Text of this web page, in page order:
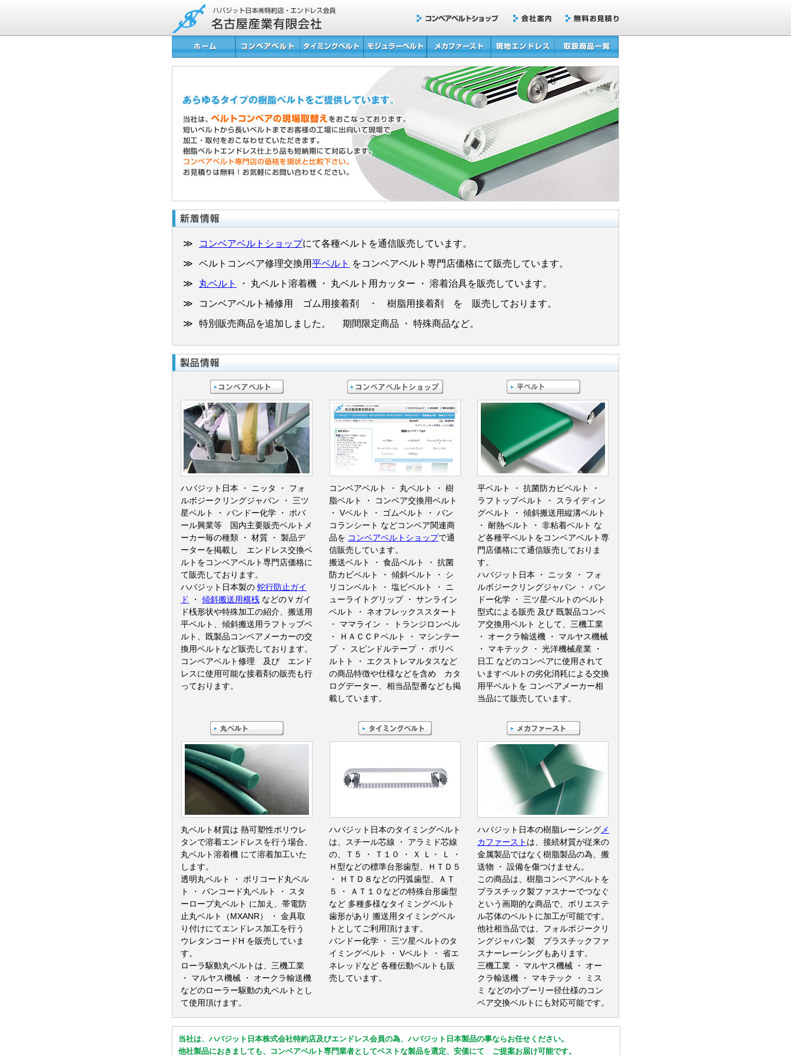
ハバジット日本 ・ ニッタ ・ フォ
ルボジークリングジャパン ・ 三ツ
星ベルト ・ バンドー化学 ・ ポバ
ール興業等 国内主要販売ベルトメ
ーカー毎の種類 ・ 材質 ・ 製品デ
ーターを掲載し エンドレス交換ベ
ルトをコンベアベルト専門店価格に
て販売しております。
ハバジット日本製の 蛇行防止ガイ
ド
・ 傾斜搬送用横桟 などのＶガイ
ド桟形状や特殊加工の紹介、搬送用
平ベルト、傾斜搬送用ラフトップベ
ルト、既製品コンベアメーカーの交
換用ベルトなど販売しております。
コンベアベルト修理 及び エンド
レスに使用可能な接着剤の販売も行
っております。
コンベアベルト ・ 丸ベルト ・ 樹
脂ベルト
・ コンベア交換用ベルト
・ Vベルト
・ ゴムベルト ・ バン
コランシート などコンベア関連商
品を コンベアベルトショップで通
信販売しています。
搬送ベルト ・ 食品ベルト ・ 抗菌
防カビベルト ・ 傾斜ベルト ・ シ
リコンベルト ・ 塩ビベルト ・ ニ
ューライトグリップ ・ サンライン
ベルト ・ ネオフレックススタート
・ ママライン ・ トランジロンベル
・ ＨＡＣＣＰベルト ・ マシンテー
プ ・ スピンドルテープ ・ ポリベ
ルトト ・ エクストレマルタスなど
の商品特徴や仕様などを含め カタ
ログデーター、相当品型番なども掲
載しています。
平ベルト ・ 抗菌防カビベルト ・
ラフトップベルト ・ スライディン
グベルト ・ 傾斜搬送用縦溝ベルト
・ 耐熱ベルト ・ 非粘着ベルト な
ど各種平ベルトをコンベアベルト専
門店価格にて通信販売しておりま
す。
ハバジット日本 ・ ニッタ ・ フォ
ルボジークリングジャパン ・ バン
ドー化学 ・ 三ツ星ベルトのベルト
型式による販売 及び 既製品コンベ
ア交換用ベルト として、三機工業
・ オークラ輸送機 ・ マルヤス機械
・ マキテック ・ 光洋機械産業 ・
日工 などのコンベアに使用されて
いますベルトの劣化消耗による交換
用平ベルトを コンベアメーカー相
当品にて販売しています。
丸ベルト材質は 熱可塑性ポリウレ
タンで溶着エンドレスを行う場合、
丸ベルト溶着機 にて溶着加工いた
します。
透明丸ベルト ・ ポリコード丸ベル
ト ・ バンコード丸ベルト ・ スタ
ーロープ丸ベルト に加え、帯電防
止丸ベルト（MXANR） ・ 金具取
り付けにてエンドレス加工を行う
ウレタンコードH を販売していま
す。
ローラ駆動丸ベルトは、三機工業
・ マルヤス機械 ・ オークラ輸送機
などのローラー駆動の丸ベルトとし
て使用頂けます。
ハバジット日本のタイミングベルト
は、スチール芯線 ・ アラミド芯線
の、Ｔ５ ・ Ｔ１０ ・ Ｘ Ｌ・ Ｌ ・
Ｈ型などの標準台形歯型、ＨＴＤ５
・ ＨＴＤ８などの円弧歯型、ＡＴ
５ ・ ＡＴ１０などの特殊台形歯型
など 多種多様なタイミングベルト
歯形があり 搬送用タイミングベル
トとしてご利用頂けます。
バンドー化学 ・ 三ツ星ベルトのタ
イミングベルト ・ Vベルト ・ 省エ
ネレッドなど 各種伝動ベルトも販
売しています。
ハバジット日本の樹脂レーシング メ
カファースト は、接続材質が従来の
金属製品ではなく樹脂製品の為、搬
送物 ・ 設備を傷つけません。
この商品は、樹脂コンベアベルトを
プラスチック製ファスナーでつなぐ
という画期的な商品で、ポリエステ
ル芯体のベルトに加工が可能です。
他社相当品では、フォルボジークリ
ングジャパン製 プラスチックファ
スナーレーシングもあります。
三機工業 ・ マルヤス機械 ・ オー
クラ輸送機 ・ マキテック ・ ミス
ミ などの小プーリー径仕様のコン
ベア交換ベルトにも対応可能です。
当社は、ハバジット日本株式会社特約店及びエンドレス会員の為、ハバジット日本製品の事ならお任せください。
他社製品におきましても、コンベアベルト専門業者としてベストな製品を選定、安価にて ご提案お届け可能です。